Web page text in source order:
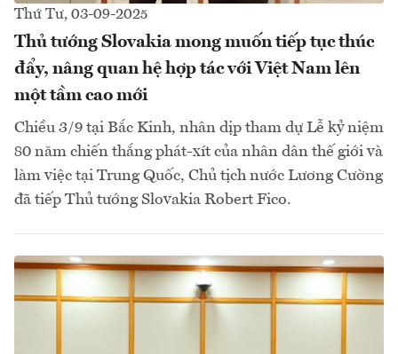
Thứ Tư, 03-09-2025
Thủ tướng Slovakia mong muốn tiếp tục thúc
đẩy, nâng quan hệ hợp tác với Việt Nam lên
một tầm cao mới
Chiều 3/9 tại Bắc Kinh, nhân dịp tham dự Lễ kỷ niệm
80 năm chiến thắng phát-xít của nhân dân thế giới và
làm việc tại Trung Quốc, Chủ tịch nước Lương Cường
đã tiếp Thủ tướng Slovakia Robert Fico.